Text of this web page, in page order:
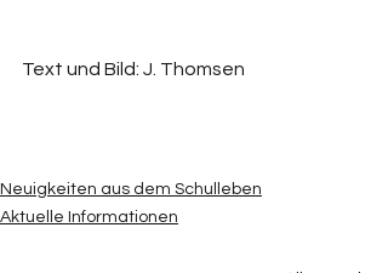
Text und Bild: J. Thomsen
Neuigkeiten aus dem Schulleben
Aktuelle Informationen